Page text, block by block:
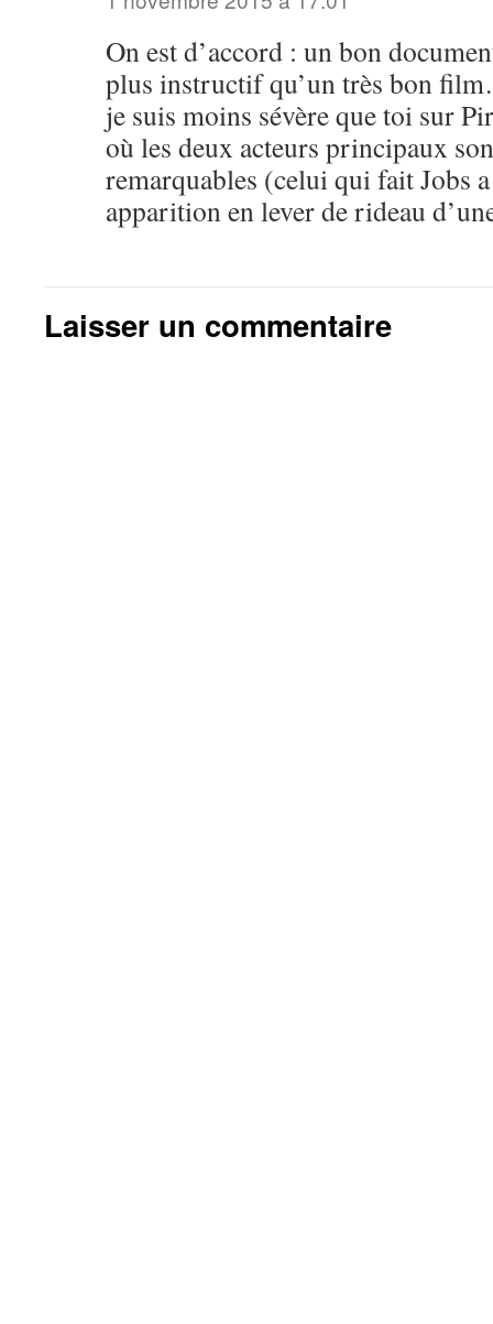
On est d’accord : un bon
plus instructif qu’un très bon
je suis moins sévère que toi sur
où les deux acteurs principaux
remarquables (celui qui fait Jobs
apparition en lever de rideau
Laisser un commentaire